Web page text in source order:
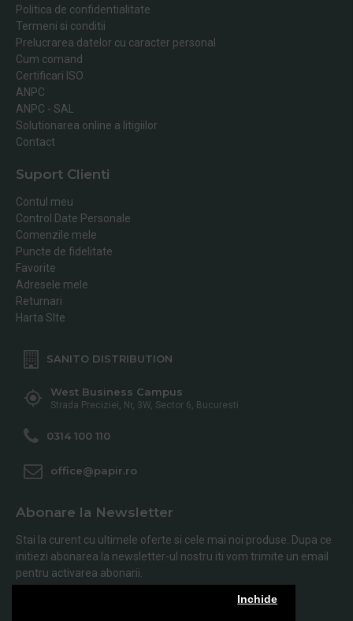
Inchide
Politica de confidentialitate
Termeni si conditii
Prelucrarea datelor cu caracter personal
Cum comand
Certificari ISO
ANPC
ANPC - SAL
Solutionarea online a litigiilor
Contact
Suport Clienti
Contul meu
Control Date Personale
Comenzile mele
Puncte de fidelitate
Favorite
Adresele mele
Returnari
Harta SIte
SANITO DISTRIBUTION
West Business Campus
Strada Preciziei, Nr, 3W, Sector 6, Bucuresti
0314 100 110
office@papir.ro
Abonare la Newsletter
Stai la curent cu ultimele oferte si cele mai noi produse. Dupa ce
initiezi abonarea la newsletter-ul nostru iti vom trimite un email
pentru activarea abonarii.
Abonare